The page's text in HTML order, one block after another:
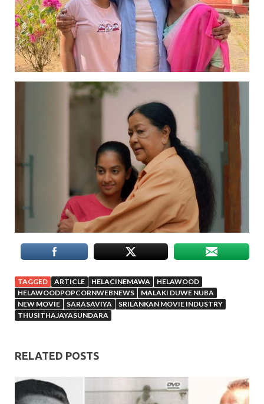
TAGGED ARTICLE HELACINEMAWA
HELAWOOD
HELAWOODPOPCORNWEBNEWS
MALAKI DUWE NUBA
NEW MOVIE
SARASAVIYA
SRILANKAN MOVIE INDUSTRY
THUSITHAJAYASUNDARA
RELATED POSTS